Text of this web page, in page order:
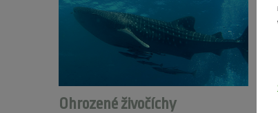
Ohrozené živočíchy